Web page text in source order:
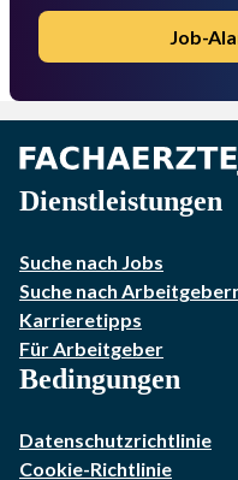
Job-
Dienstleistungen
Suche nach Jobs
Suche nach
Karrieretipps
Für Arbeitgeber
Bedingungen
Datenschutzrichtlinie
Cookie-Richtlinie